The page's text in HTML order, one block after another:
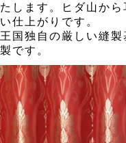
たします。ヒダ山か
い仕上がりです。
王国独自の厳しい縫
製です。